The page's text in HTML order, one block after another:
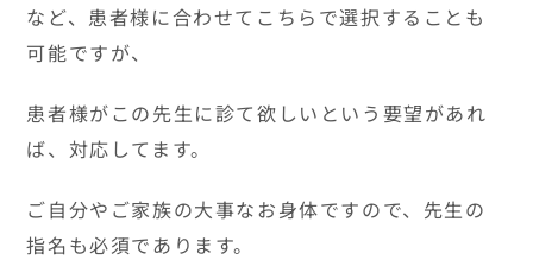
など、患者様に合わせてこちらで選択することも
可能ですが、
患者様がこの先生に診て欲しいという要望があれ
ば、対応してます。
ご自分やご家族の大事なお身体ですので、先生の
指名も必須であります。